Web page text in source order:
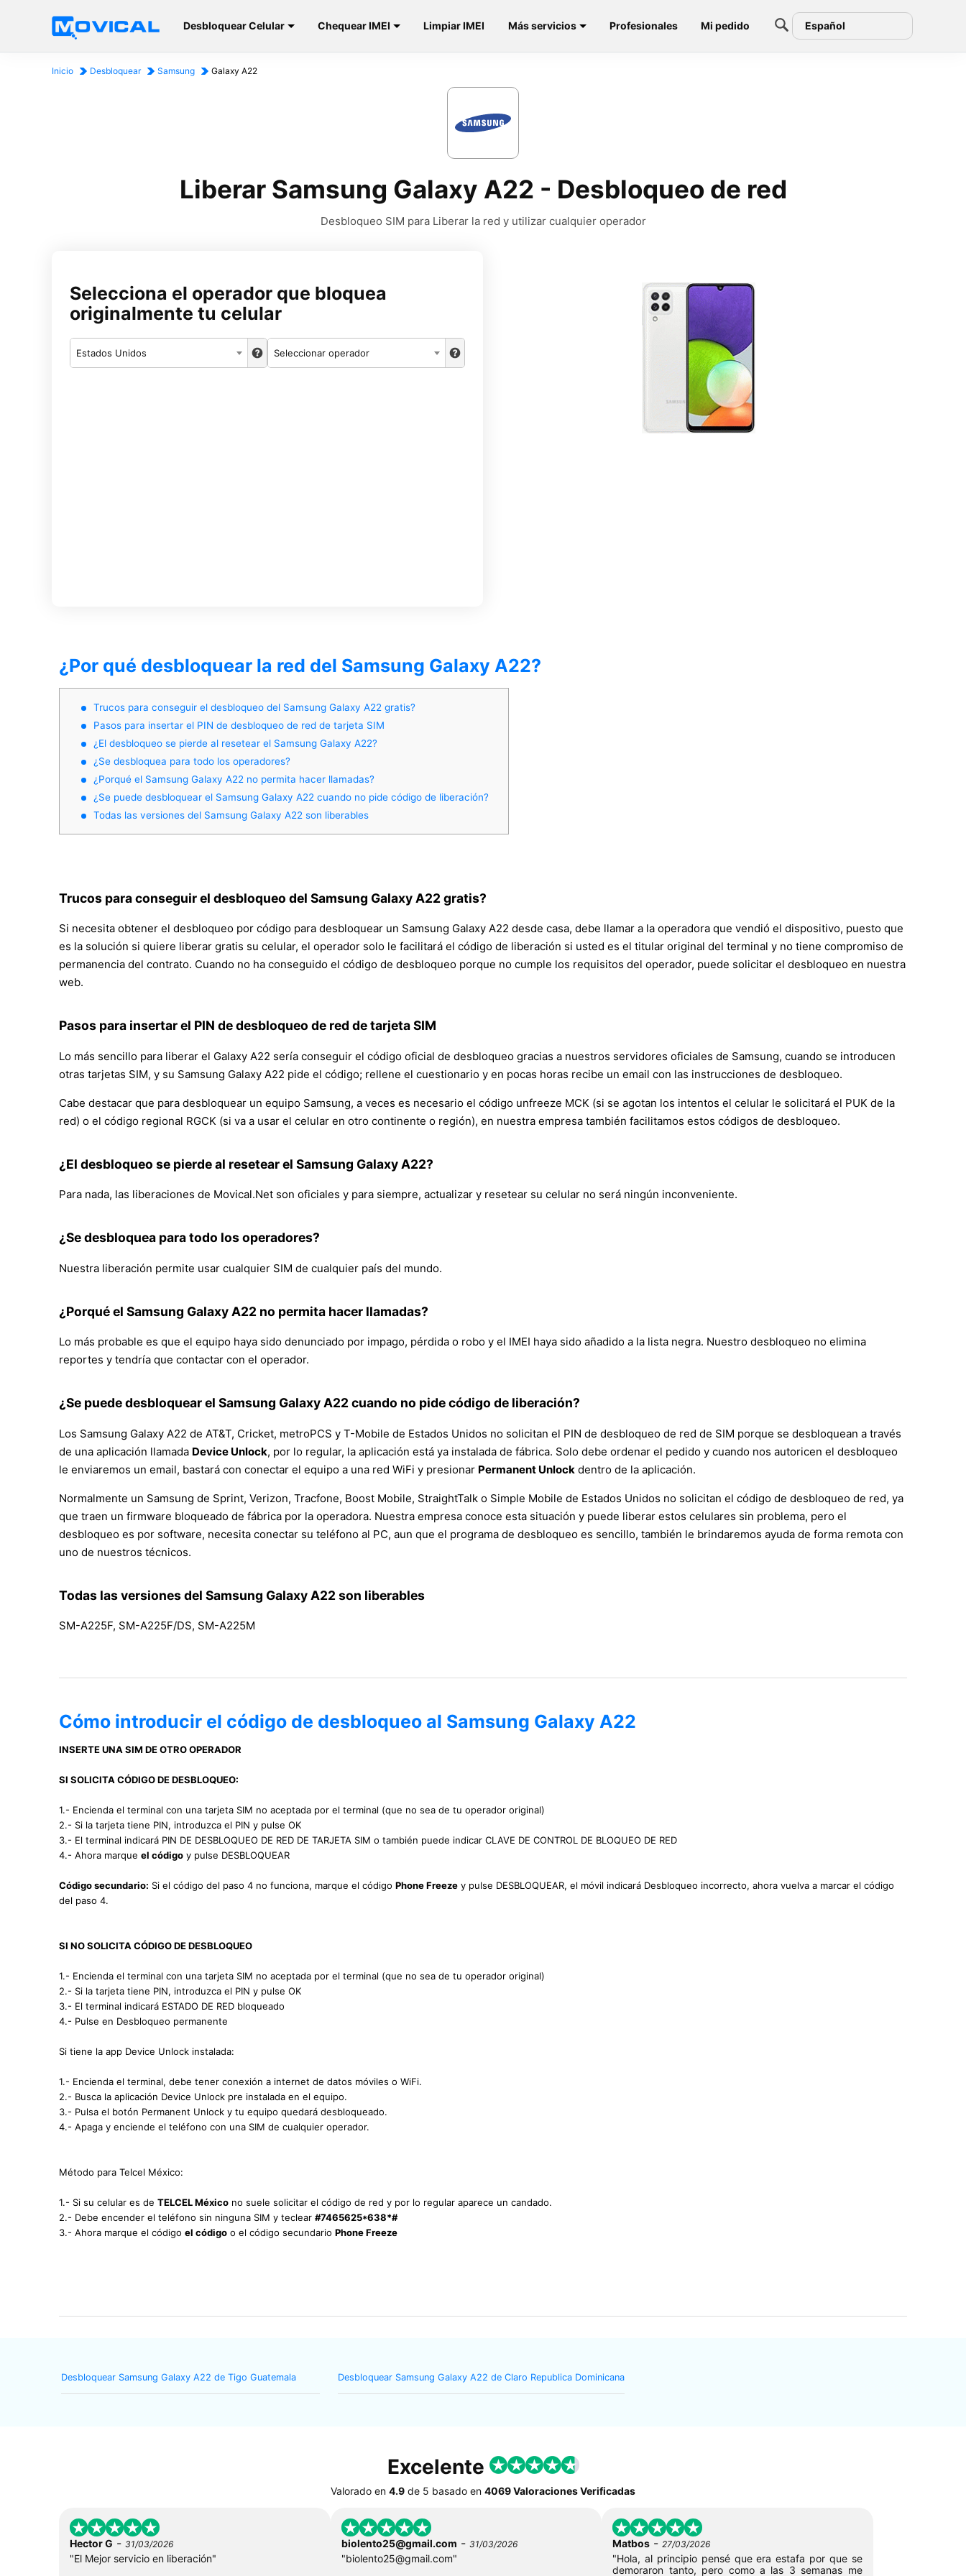
Desbloquear Celular Chequear IMEI Limpiar IMEI Más servicios Profesionales Mi pedido Español
Inicio Desbloquear Samsung Galaxy A22
Liberar Samsung Galaxy A22 - Desbloqueo de red
Desbloqueo SIM para Liberar la red y utilizar cualquier operador
Selecciona el operador que bloquea
originalmente tu celular
Estados Unidos Seleccionar operador
¿Por qué desbloquear la red del Samsung Galaxy A22?
Trucos para conseguir el desbloqueo del Samsung Galaxy A22 gratis?
Pasos para insertar el PIN de desbloqueo de red de tarjeta SIM
¿El desbloqueo se pierde al resetear el Samsung Galaxy A22?
¿Se desbloquea para todo los operadores?
¿Porqué el Samsung Galaxy A22 no permita hacer llamadas?
¿Se puede desbloquear el Samsung Galaxy A22 cuando no pide código de liberación?
Todas las versiones del Samsung Galaxy A22 son liberables
Trucos para conseguir el desbloqueo del Samsung Galaxy A22 gratis?
Si necesita obtener el desbloqueo por código para desbloquear un Samsung Galaxy A22 desde casa, debe llamar a la operadora que vendió el dispositivo, puesto que
es la solución si quiere liberar gratis su celular, el operador solo le facilitará el código de liberación si usted es el titular original del terminal y no tiene compromiso de
permanencia del contrato. Cuando no ha conseguido el código de desbloqueo porque no cumple los requisitos del operador, puede solicitar el desbloqueo en nuestra
web.
Pasos para insertar el PIN de desbloqueo de red de tarjeta SIM
Lo más sencillo para liberar el Galaxy A22 sería conseguir el código oficial de desbloqueo gracias a nuestros servidores oficiales de Samsung, cuando se introducen
otras tarjetas SIM, y su Samsung Galaxy A22 pide el código; rellene el cuestionario y en pocas horas recibe un email con las instrucciones de desbloqueo.
Cabe destacar que para desbloquear un equipo Samsung, a veces es necesario el código unfreeze MCK (si se agotan los intentos el celular le solicitará el PUK de la
red) o el código regional RGCK (si va a usar el celular en otro continente o región), en nuestra empresa también facilitamos estos códigos de desbloqueo.
¿El desbloqueo se pierde al resetear el Samsung Galaxy A22?
Para nada, las liberaciones de Movical.Net son oficiales y para siempre, actualizar y resetear su celular no será ningún inconveniente.
¿Se desbloquea para todo los operadores?
Nuestra liberación permite usar cualquier SIM de cualquier país del mundo.
¿Porqué el Samsung Galaxy A22 no permita hacer llamadas?
Lo más probable es que el equipo haya sido denunciado por impago, pérdida o robo y el IMEI haya sido añadido a la lista negra. Nuestro desbloqueo no elimina
reportes y tendría que contactar con el operador.
¿Se puede desbloquear el Samsung Galaxy A22 cuando no pide código de liberación?
Los Samsung Galaxy A22 de AT&T, Cricket, metroPCS y T-Mobile de Estados Unidos no solicitan el PIN de desbloqueo de red de SIM porque se desbloquean a través
de una aplicación llamada Device Unlock, por lo regular, la aplicación está ya instalada de fábrica. Solo debe ordenar el pedido y cuando nos autoricen el desbloqueo
le enviaremos un email, bastará con conectar el equipo a una red WiFi y presionar Permanent Unlock dentro de la aplicación.
Normalmente un Samsung de Sprint, Verizon, Tracfone, Boost Mobile, StraightTalk o Simple Mobile de Estados Unidos no solicitan el código de desbloqueo de red, ya
que traen un firmware bloqueado de fábrica por la operadora. Nuestra empresa conoce esta situación y puede liberar estos celulares sin problema, pero el
desbloqueo es por software, necesita conectar su teléfono al PC, aun que el programa de desbloqueo es sencillo, también le brindaremos ayuda de forma remota con
uno de nuestros técnicos.
Todas las versiones del Samsung Galaxy A22 son liberables
SM-A225F, SM-A225F/DS, SM-A225M
Cómo introducir el código de desbloqueo al Samsung Galaxy A22
INSERTE UNA SIM DE OTRO OPERADOR
SI SOLICITA CÓDIGO DE DESBLOQUEO:
1.- Encienda el terminal con una tarjeta SIM no aceptada por el terminal (que no sea de tu operador original)
2.- Si la tarjeta tiene PIN, introduzca el PIN y pulse OK
3.- El terminal indicará PIN DE DESBLOQUEO DE RED DE TARJETA SIM o también puede indicar CLAVE DE CONTROL DE BLOQUEO DE RED
4.- Ahora marque el código y pulse DESBLOQUEAR
Código secundario: Si el código del paso 4 no funciona, marque el código Phone Freeze y pulse DESBLOQUEAR, el móvil indicará Desbloqueo incorrecto, ahora vuelva a marcar el código
del paso 4.
SI NO SOLICITA CÓDIGO DE DESBLOQUEO
1.- Encienda el terminal con una tarjeta SIM no aceptada por el terminal (que no sea de tu operador original)
2.- Si la tarjeta tiene PIN, introduzca el PIN y pulse OK
3.- El terminal indicará ESTADO DE RED bloqueado
4.- Pulse en Desbloqueo permanente
Si tiene la app Device Unlock instalada:
1.- Encienda el terminal, debe tener conexión a internet de datos móviles o WiFi.
2.- Busca la aplicación Device Unlock pre instalada en el equipo.
3.- Pulsa el botón Permanent Unlock y tu equipo quedará desbloqueado.
4.- Apaga y enciende el teléfono con una SIM de cualquier operador.
Método para Telcel México:
1.- Si su celular es de TELCEL México no suele solicitar el código de red y por lo regular aparece un candado.
2.- Debe encender el teléfono sin ninguna SIM y teclear #7465625*638*#
3.- Ahora marque el código el código o el código secundario Phone Freeze
Desbloquear Samsung Galaxy A22 de Tigo Guatemala Desbloquear Samsung Galaxy A22 de Claro Republica Dominicana
Excelente
Valorado en 4.9 de 5 basado en 4069 Valoraciones Verificadas
Hector G - 31/03/2026
"El Mejor servicio en liberación"
biolento25@gmail.com - 31/03/2026
"biolento25@gmail.com"
Matbos - 27/03/2026
"Hola, al principio pensé que era estafa por que se
demoraron tanto, pero como a las 3 semanas me